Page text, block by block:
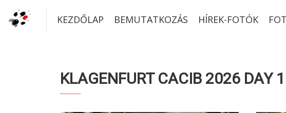
KEZDŐLAP BEMUTATKOZÁS HÍREK-FOTÓK
KLAGENFURT CACIB 2026 DAY